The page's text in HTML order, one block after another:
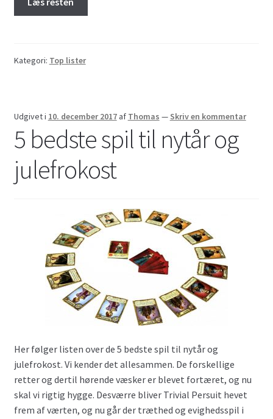
Kategori: Top lister
Udgivet i 10. december 2017 af Thomas — Skriv en kommentar
5 bedste spil til nytår og
julefrokost
Her følger listen over de 5 bedste spil til nytår og
julefrokost. Vi kender det allesammen. De forskellige
retter og dertil hørende væsker er blevet fortæret, og nu
skal vi rigtig hygge. Desværre bliver Trivial Persuit hevet
frem af værten, og nu går der træthed og evighedsspil i